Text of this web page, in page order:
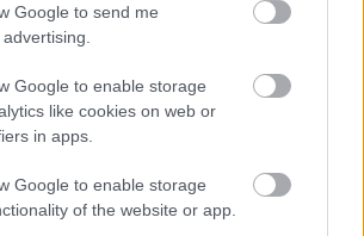
Google to send me
Google to enable storage
like cookies on web or
in apps.
Google to enable storage
of the website or app.
voi tiedustella kumppanilta.
Finago Procountor -API:n
hinnastoon voit